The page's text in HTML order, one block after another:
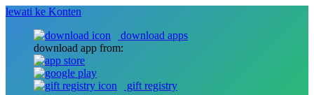
lewati ke Konten
download apps
download app from:
gift registry